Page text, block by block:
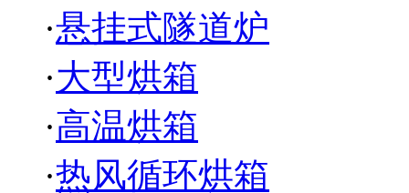
·悬挂式隧道炉
·大型烘箱
·高温烘箱
·热风循环烘箱